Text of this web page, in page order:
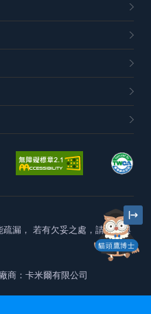
貓頭鷹博士
漏， 若有欠妥之處，請隨時與
商：卡米爾有限公司